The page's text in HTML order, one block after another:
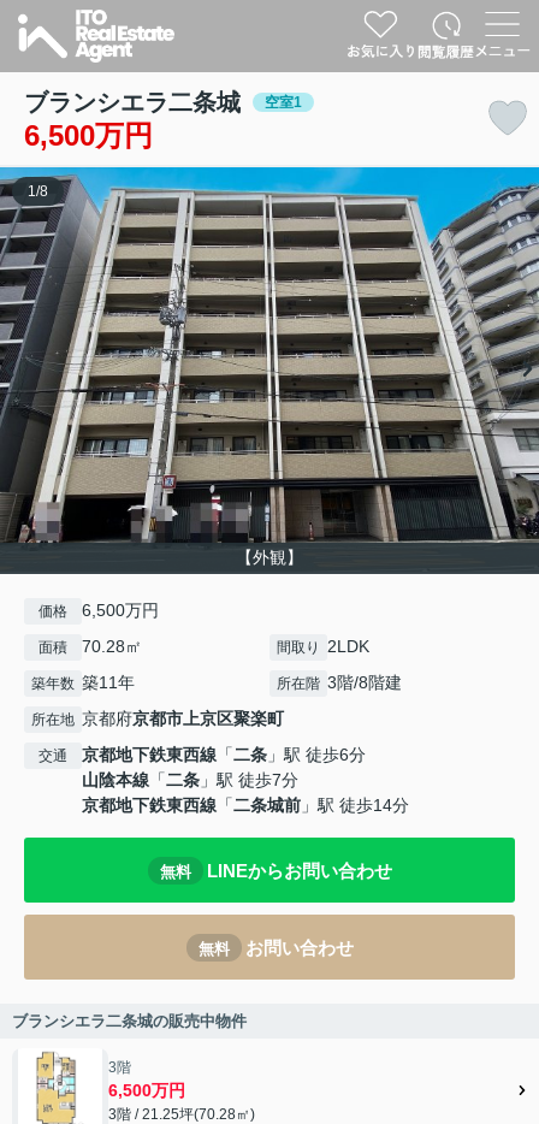
ブランシエラ二条城 空室1
6,500万円
【外観】
1 /8
価格 6,500万円
面積 70.28㎡ 間取り 2LDK
築年数 築11年 所在階 3階/8階建
所在地 京都府京都市上京区聚楽町
交通 京都地下鉄東西線 「二条 」駅 徒歩6分
山陰本線 「二条 」駅 徒歩7分
京都地下鉄東西線 「二条城前 」駅 徒歩14分
無料 LINEからお問い合わせ
無料 お問い合わせ
ブランシエラ二条城の販売中物件
3階
6,500万円
3階 / 21.25坪(70.28㎡)